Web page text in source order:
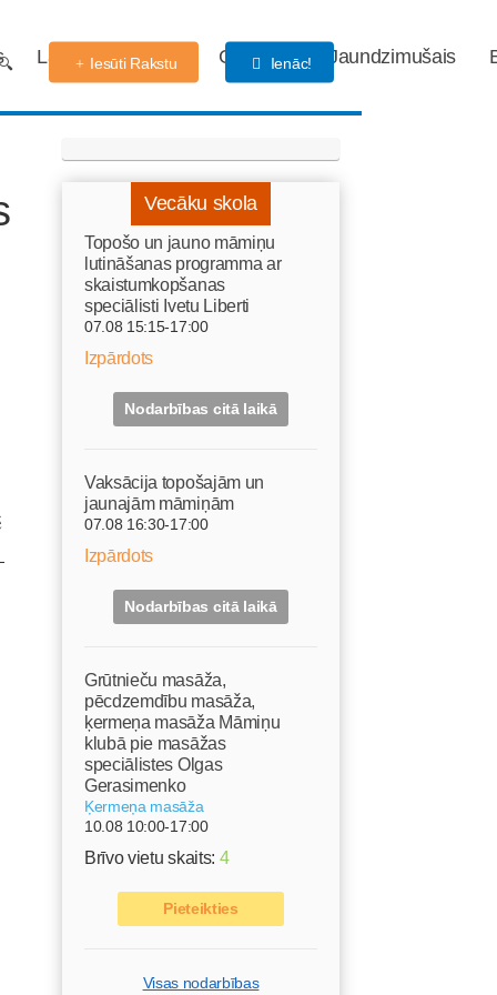
Labdarības fonds Gaidības Jaundzimušais
Iesūti Rakstu Ienāc!
Vecāku skola
Topošo un jauno māmiņu
lutināšanas programma ar
skaistumkopšanas
speciālisti Ivetu Liberti
07.08 15:15-17:00
Izpārdots
Nodarbības citā laikā
Vaksācija topošajām un
jaunajām māmiņām
07.08 16:30-17:00
Izpārdots
Nodarbības citā laikā
Grūtnieču masāža,
pēcdzemdību masāža,
ķermeņa masāža Māmiņu
klubā pie masāžas
speciālistes Olgas
Gerasimenko
Ķermeņa masāža
10.08 10:00-17:00
Brīvo vietu skaits: 4
Pieteikties
Visas nodarbības